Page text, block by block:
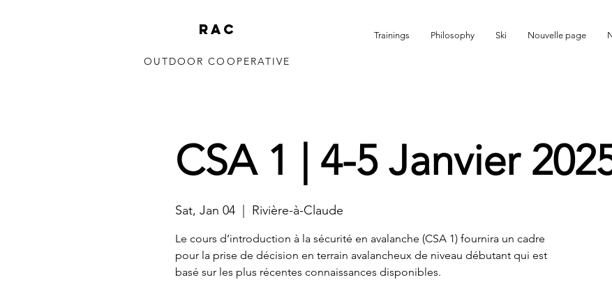
RAC Trainings Philosophy Ski Nouvelle page
OUTDOOR COOPERATIVE
CSA 1 | 4-5 Janvier
Sat, Jan 04
  |
Rivière-à-Claude
Le cours d’introduction à la sécurité en avalanche (CSA 1) fournira un cadre
pour la prise de décision en terrain avalancheux de niveau débutant qui est
basé sur les plus récentes connaissances disponibles.